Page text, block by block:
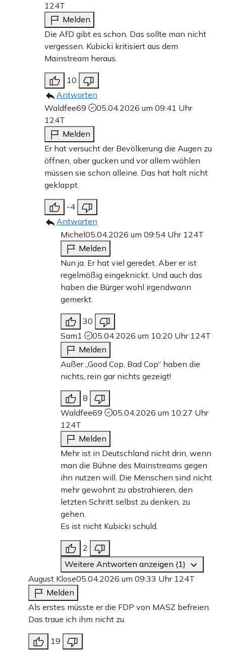
124T
Melden
Die AfD gibt es schon. Das sollte man nicht
vergessen. Kubicki kritisiert aus dem
Mainstream heraus.
10
Antworten
Waldfee69
05.04.2026 um 09:41 Uhr
124T
Melden
Er hat versucht der Bevölkerung die Augen zu
öffnen, aber gucken und vor allem wählen
müssen sie schon alleine. Das hat halt nicht
geklappt.
-4
Antworten
Michel05.04.2026 um 09:54 Uhr 124T
Melden
Nun ja. Er hat viel geredet. Aber er ist
regelmäßig eingeknickt. Und auch das
haben die Bürger wohl irgendwann
gemerkt.
30
Sam1
05.04.2026 um 10:20 Uhr 124T
Melden
Außer „Good Cop, Bad Cop“ haben die
nichts, rein gar nichts gezeigt!
8
Waldfee69
05.04.2026 um 10:27 Uhr
124T
Melden
Mehr ist in Deutschland nicht drin, wenn
man die Bühne des Mainstreams gegen
ihn nutzen will. Die Menschen sind nicht
mehr gewohnt zu abstrahieren, den
letzten Schritt selbst zu denken, zu
gehen.
Es ist nicht Kubicki schuld.
2
Weitere Antworten anzeigen (1)
August Klose05.04.2026 um 09:33 Uhr 124T
Melden
Als erstes müsste er die FDP von MASZ befreien.
Das traue ich ihm nicht zu.
19